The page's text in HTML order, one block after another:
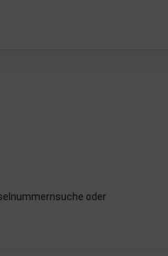
oder